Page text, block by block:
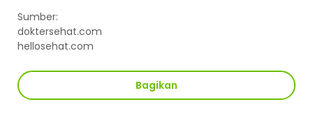
Sumber:
doktersehat.com
hellosehat.com
Bagikan